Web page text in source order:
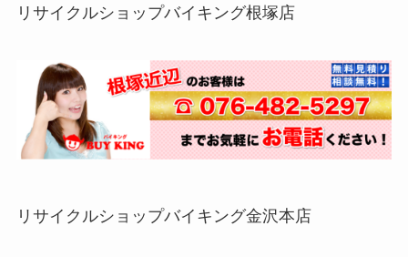
リサイクルショップバイキング根塚店
リサイクルショップバイキング金沢本店